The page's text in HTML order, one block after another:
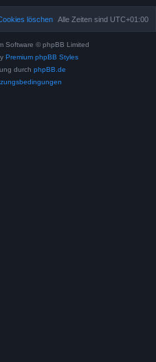
Alle Zeiten sind UTC+01:00
löschen
Software © phpBB Limited
Premium phpBB Styles
durch phpBB.de